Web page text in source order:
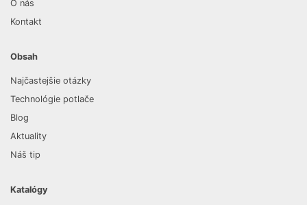
O nás
Kontakt
Obsah
Najčastejšie otázky
Technológie potlače
Blog
Aktuality
Náš tip
Katalógy